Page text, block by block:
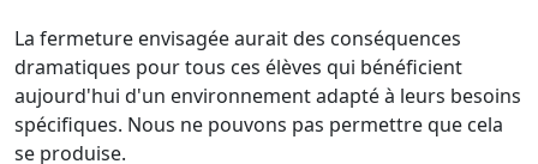
La fermeture envisagée aurait des conséquences
dramatiques pour tous ces élèves qui bénéficient
aujourd'hui d'un environnement adapté à leurs besoins
spécifiques. Nous ne pouvons pas permettre que cela
se produise.